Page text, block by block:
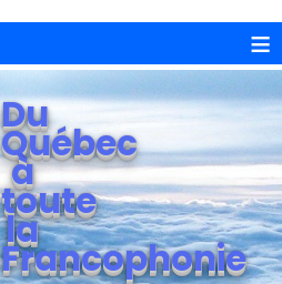
≡
Du
Québec
à
toute
la
Francophonie